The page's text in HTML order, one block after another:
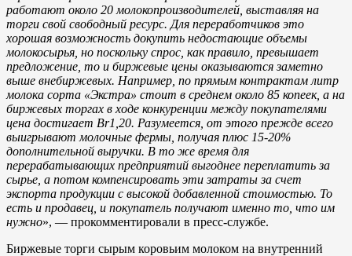
работают около 20 молокопроизводителей, выставляя на
торги свой свободный ресурс. Для переработчиков это
хорошая возможность докупить недостающие объемы
молокосырья, но поскольку спрос, как правило, превышает
предложение, то и биржевые цены оказываются заметно
выше внебиржевых. Например, по прямым контрактам литр
молока сорта «Экстра» стоит в среднем около 85 копеек, а на
биржевых торгах в ходе конкуренции между покупателями
цена достигает Br1,20. Разумеется, от этого прежде всего
выигрывают молочные фермы, получая плюс 15-20%
дополнительной выручки. В то же время для
перерабатывающих предприятий выгоднее переплатить за
сырье, а потом компенсировать эти затраты за счет
экспорта продукции с высокой добавленной стоимостью. То
есть и продавец, и покупатель получают именно то, что им
нужно», — прокомментировали в пресс-службе.
Биржевые торги сырым коровьим молоком на внутренний